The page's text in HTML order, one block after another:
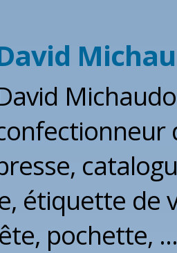
étiquette de
pochette, ...